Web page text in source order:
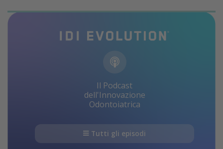
Il Podcast
dell'Innovazione
Odontoiatrica
Tutti gli episodi